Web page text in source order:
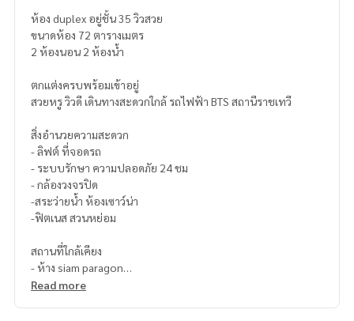
ห้อง duplex อยู่ชั้น 35 วิวสวย
ขนาดห้อง 72 ตารางเมตร
2 ห้องนอน 2 ห้องน้ำ
ตกแต่งครบพร้อมเข้าอยู่
สวยหรู วิวดี เดินทางสะดวกใกล้ รถไฟฟ้า BTS สถานีราชเทวี
สิ่งอำนวยความสะดวก
- ลิฟต์ ที่จอดรถ
- ระบบรักษา ความปลอดภัย 24 ชม
- กล้องวงจรปิด
-สระว่ายน้ำ ห้องเซาว์น่า
-ฟิตเนส สวนหย่อม
สถานที่ใกล้เคียง
- ห้าง siam paragon
- ห้าง siam discovery
Read more